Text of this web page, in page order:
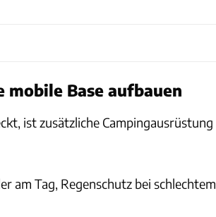
mobile Base aufbauen
ist zusätzliche Campingausrüstung
am Tag, Regenschutz bei schlechtem